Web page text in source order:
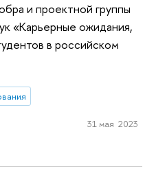
и проектной группы
«Карьерные ожидания,
в российском
31 мая 2023